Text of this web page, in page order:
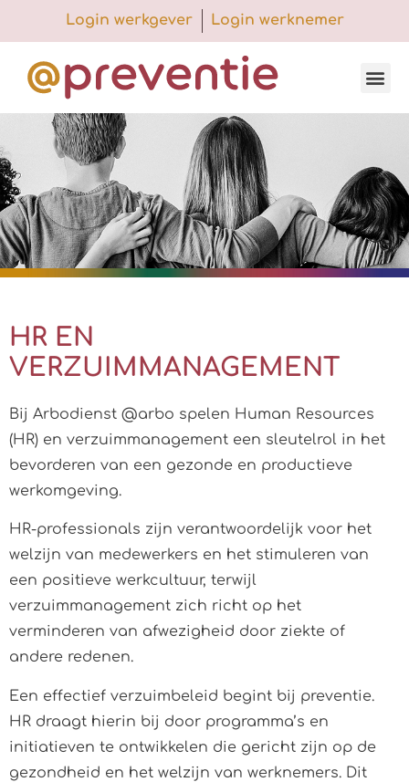
Login werkgever Login werknemer
HR EN
VERZUIMMANAGEMENT
Bij Arbodienst @arbo spelen Human Resources
(HR) en verzuimmanagement een sleutelrol in het
bevorderen van een gezonde en productieve
werkomgeving.
HR-professionals zijn verantwoordelijk voor het
welzijn van medewerkers en het stimuleren van
een positieve werkcultuur, terwijl
verzuimmanagement zich richt op het
verminderen van afwezigheid door ziekte of
andere redenen.
Een effectief verzuimbeleid begint bij preventie.
HR draagt hierin bij door programma’s en
initiatieven te ontwikkelen die gericht zijn op de
gezondheid en het welzijn van werknemers. Dit